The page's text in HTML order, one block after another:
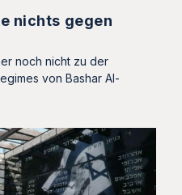
nichts gegen
noch nicht zu der
von Bashar Al-